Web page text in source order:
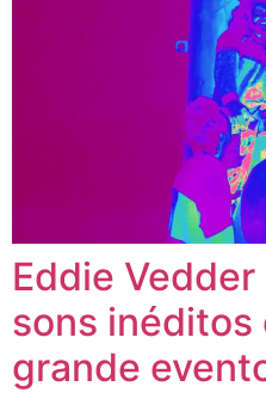
Eddie
sons inéditos
grande